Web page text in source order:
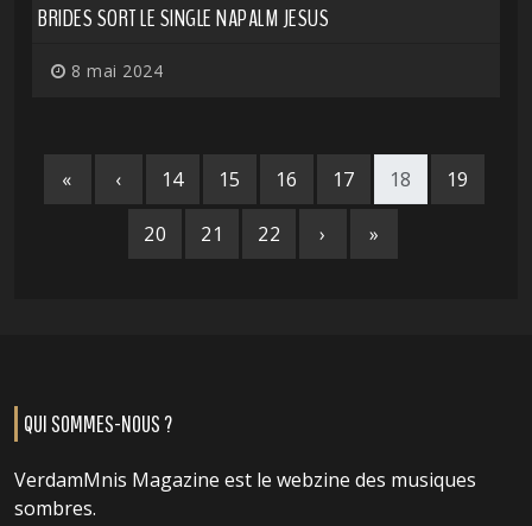
BRIDES SORT LE SINGLE NAPALM JESUS
8 mai 2024
« ‹ 14 15 16 17 18 19
20 21 22 › »
QUI SOMMES-NOUS ?
VerdamMnis Magazine est le webzine des musiques
sombres.